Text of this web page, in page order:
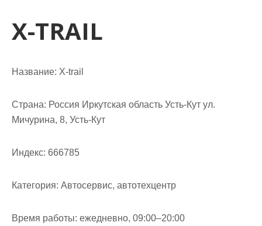
X-TRAIL
Название: X-trail
Страна: Россия Иркутская область Усть-Кут ул.
Мичурина, 8, Усть-Кут
Индекс: 666785
Категория: Автосервис, автотехцентр
Время работы: ежедневно, 09:00–20:00